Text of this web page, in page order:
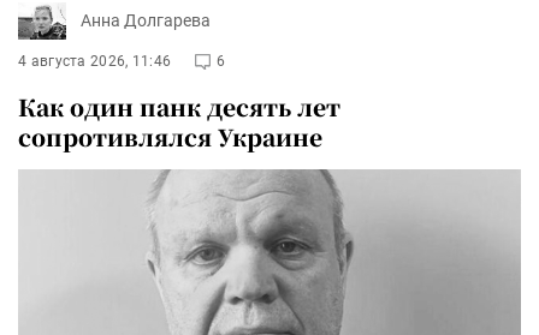
Анна Долгарева
4 августа 2026, 11:46 6
Как один панк десять лет
сопротивлялся Украине